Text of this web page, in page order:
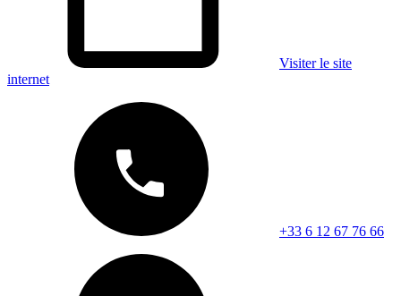
Visiter le site
internet
+33 6 12 67 76 66